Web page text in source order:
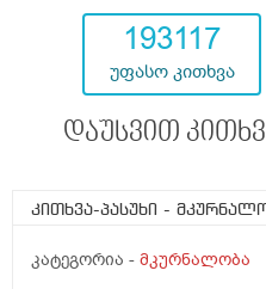
193117
უფასო კითხვა
დაუსვით
კითხვა-პასუხი -
კატეგორია - მკურნალობა